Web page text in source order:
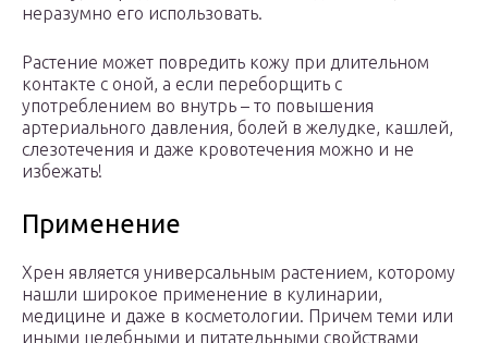
неразумно его использовать.
Растение может повредить кожу при длительном
контакте с оной, а если переборщить с
употреблением во внутрь – то повышения
артериального давления, болей в желудке, кашлей,
слезотечения и даже кровотечения можно и не
избежать!
Применение
Хрен является универсальным растением, которому
нашли широкое применение в кулинарии,
медицине и даже в косметологии. Причем теми или
иными целебными и питательными свойствами